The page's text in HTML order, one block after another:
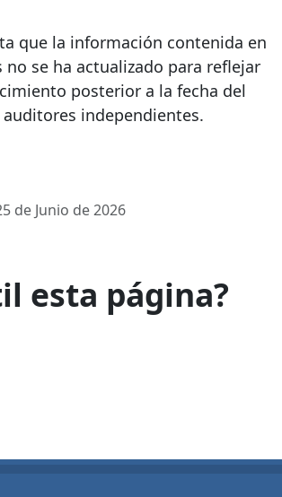
que la información contenida en
se ha actualizado para reflejar
posterior a la fecha del
independientes.
de Junio de 2026
esta página?